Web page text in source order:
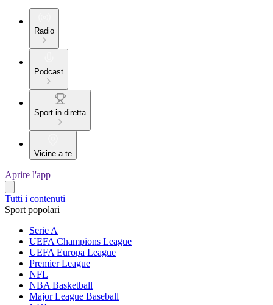
Radio
Podcast
Sport in diretta
Vicine a te
Aprire l'app
Tutti i contenuti
Sport popolari
Serie A
UEFA Champions League
UEFA Europa League
Premier League
NFL
NBA Basketball
Major League Baseball